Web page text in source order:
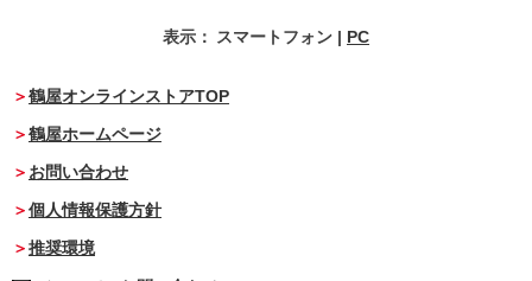
表示： スマートフォン | PC
鶴屋オンラインストアTOP
鶴屋ホームページ
お問い合わせ
個人情報保護方針
推奨環境